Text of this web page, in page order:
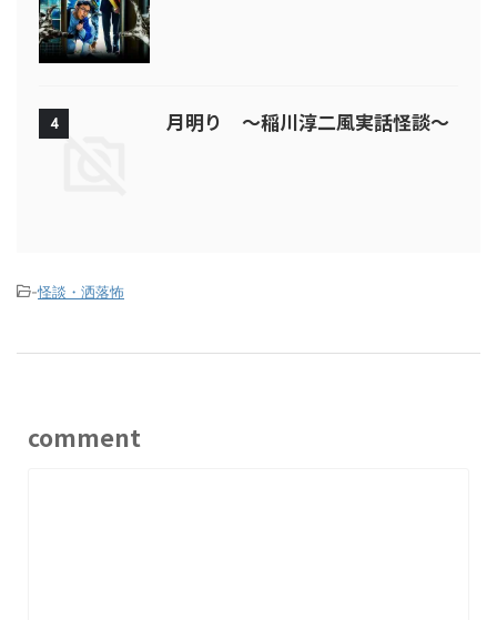
4 月明り ～稲川淳二風実話怪談～
-怪談・洒落怖
comment